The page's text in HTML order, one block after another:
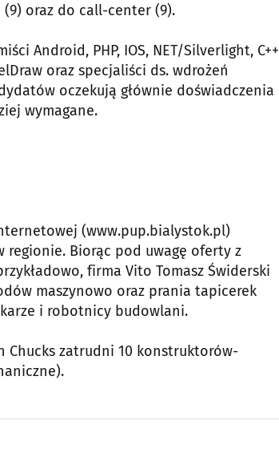
oraz do call-center (9).
Android, PHP, IOS, NET/Silverlight, C++
oraz specjaliści ds. wdrożeń
oczekują głównie doświadczenia
wymagane.
(www.pup.bialystok.pl)
regionie. Biorąc pod uwagę oferty z
firma Vito Tomasz Świderski
maszynowo oraz prania tapicerek
i robotnicy budowlani.
Chucks zatrudni 10 konstruktorów-